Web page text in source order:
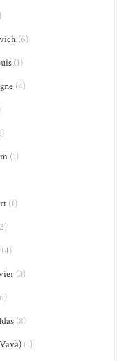
(6)
(1)
(4)
(1)
(1)
(4)
(3)
(8)
(1)